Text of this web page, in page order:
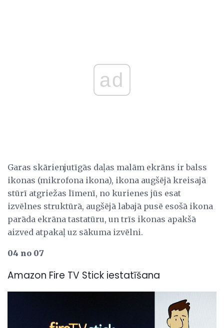
ad
Garas skārienjutīgās daļas malām ekrāns ir balss
ikonas (mikrofona ikona), ikona augšējā kreisajā
stūrī atgriežas līmenī, no kurienes jūs esat
izvēlnes struktūrā, augšējā labajā pusē esošā ikona
parāda ekrāna tastatūru, un trīs ikonas apakšā
aizved atpakaļ uz sākuma izvēlni.
04 no 07
Amazon Fire TV Stick iestatīšana